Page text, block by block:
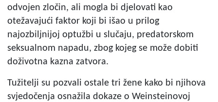
odvojen zločin, ali mogla bi djelovati kao
otežavajući faktor koji bi išao u prilog
najozbiljnijoj optužbi u slučaju, predatorskom
seksualnom napadu, zbog kojeg se može dobiti
doživotna kazna zatvora.
Tužitelji su pozvali ostale tri žene kako bi njihova
svjedočenja osnažila dokaze o Weinsteinovoj